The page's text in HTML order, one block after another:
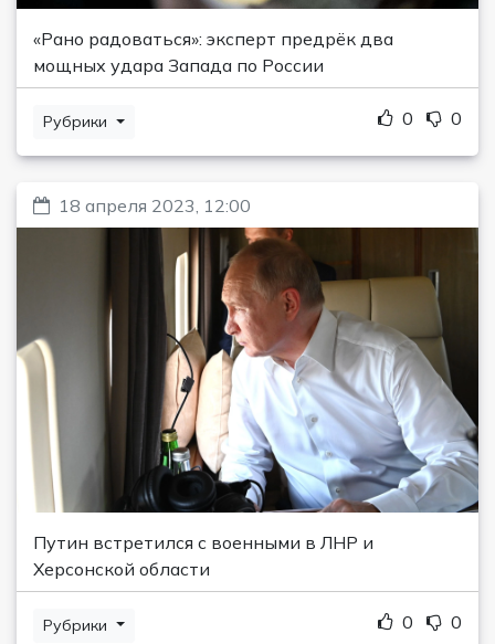
«Рано радоваться»: эксперт предрёк два
мощных удара Запада по России
Рубрики 0 0
18 апреля 2023, 12:00
Путин встретился с военными в ЛНР и
Херсонской области
Рубрики 0 0